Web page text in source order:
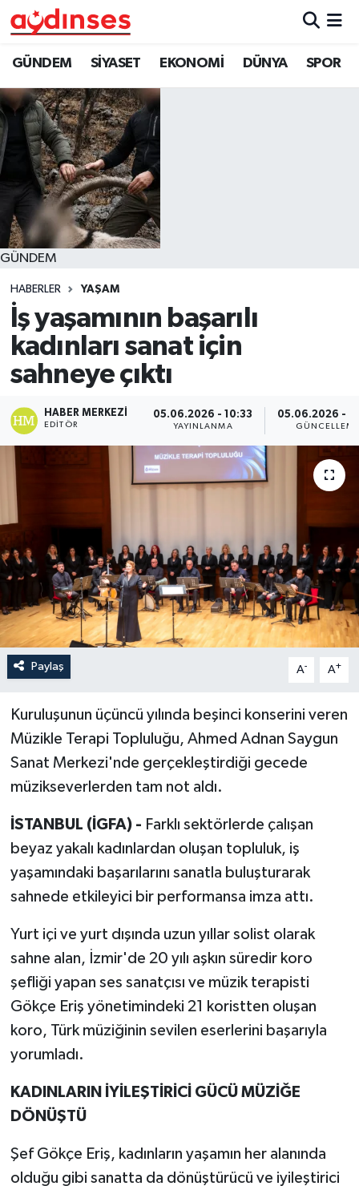
GÜNDEM SİYASET EKONOMİ DÜNYA SPOR
GÜNDEM
HABERLER YAŞAM
İş yaşamının başarılı
kadınları sanat için
sahneye çıktı
HABER MERKEZI
EDITÖR
05.06.2026 - 10:33
YAYINLANMA
05.06.2026 -
Paylaş A- A+
Kuruluşunun üçüncü yılında beşinci konserini veren
Müzikle Terapi Topluluğu, Ahmed Adnan Saygun
Sanat Merkezi'nde gerçekleştirdiği gecede
müzikseverlerden tam not aldı.
İSTANBUL (İGFA) - Farklı sektörlerde çalışan
beyaz yakalı kadınlardan oluşan topluluk, iş
yaşamındaki başarılarını sanatla buluşturarak
sahnede etkileyici bir performansa imza attı.
Yurt içi ve yurt dışında uzun yıllar solist olarak
sahne alan, İzmir'de 20 yılı aşkın süredir koro
şefliği yapan ses sanatçısı ve müzik terapisti
Gökçe Eriş yönetimindeki 21 koristten oluşan
koro, Türk müziğinin sevilen eserlerini başarıyla
yorumladı.
KADINLARIN İYİLEŞTİRİCİ GÜCÜ MÜZİĞE
DÖNÜŞTÜ
Şef Gökçe Eriş, kadınların yaşamın her alanında
olduğu gibi sanatta da dönüştürücü ve iyileştirici
GÜNDEM
SİYASET
EKONOMİ
DÜNYA
SPOR
MAGAZİN
Nöbetçi Eczaneler
Hava Durumu
Aydin Namaz Vakitleri
Trafik Durumu
Süper Lig Puan Durumu ve Fikstür
Tüm Manşetler
Son Dakika Haberleri
Haber Arşivi